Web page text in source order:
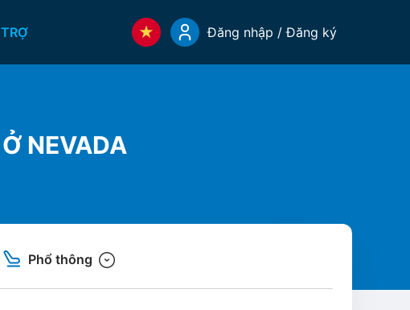
Đăng nhập / Đăng ký
NEVADA
Phổ thông